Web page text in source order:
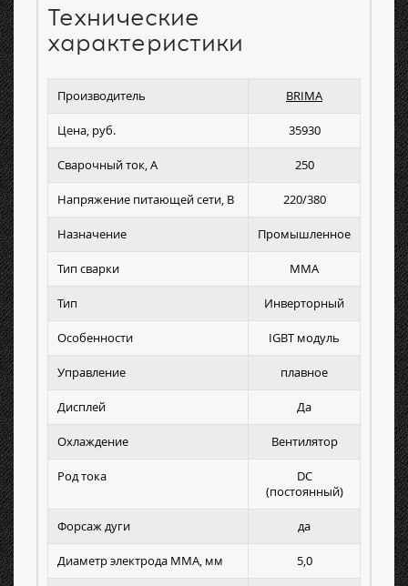
Технические
характеристики
Производитель BRIMA
Цена, руб. 35930
Сварочный ток, А 250
Напряжение питающей сети, В 220/380
Назначение Промышленное
Тип сварки MMA
Тип Инверторный
Особенности IGBT модуль
Управление плавное
Дисплей Да
Охлаждение Вентилятор
Род тока
DC
(постоянный)
Форсаж дуги да
Диаметр электрода MMA, мм 5,0